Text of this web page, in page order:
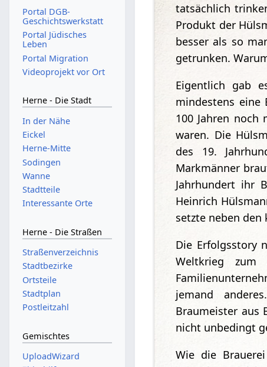
tatsächlich
Produkt der
besser als so
getrunken.
Eigentlich gab
mindestens eine
100 Jahren noch
waren. Die
des 19.
Markmänner
Jahrhundert ihr
Heinrich
setzte neben den
Die Erfolgsstory
Weltkrieg zum
jemand
Braumeister aus
nicht unbedingt
Wie die
Portal DGB-
Geschichtswerkstatt
Portal Jüdisches
Leben
Portal Migration
Videoprojekt vor Ort
Herne - Die Stadt
In der Nähe
Eickel
Herne-Mitte
Sodingen
Wanne
Stadtteile
Interessante Orte
Herne - Die Straßen
Straßenverzeichnis
Stadtbezirke
Ortsteile
Stadtplan
Postleitzahl
Gemischtes
UploadWizard